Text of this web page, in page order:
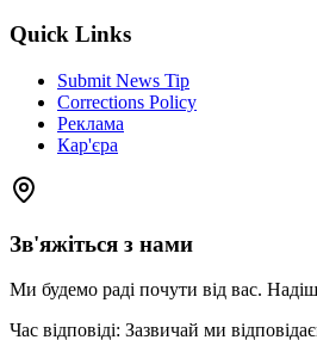
Quick Links
Submit News Tip
Corrections Policy
Реклама
Кар'єра
Зв'яжіться з нами
Ми будемо раді почути від вас.
Час відповіді: Зазвичай ми